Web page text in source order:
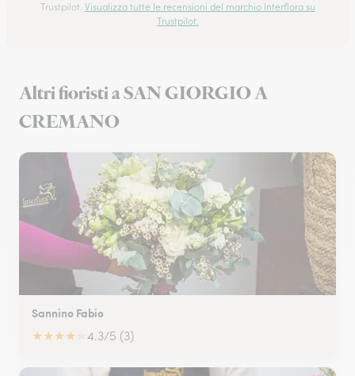
Trustpilot. Visualizza tutte le recensioni del marchio Interflora su
Trustpilot.
Altri fioristi a SAN GIORGIO A
CREMANO
Sannino Fabio
★★★★ 4.3/5 (3)